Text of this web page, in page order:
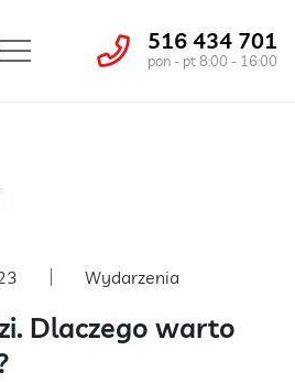
516 434 701
pon - pt 8:00 - 16:00
Wydarzenia
Dlaczego warto